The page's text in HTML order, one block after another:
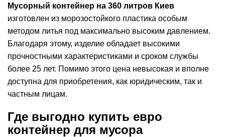
Мусорный контейнер на 360 литров Киев
изготовлен из морозостойкого пластика особым
методом литья под максимально высоким давлением.
Благодаря этому, изделие обладает высокими
прочностными характеристиками и сроком службы
более 25 лет. Помимо этого цена невысокая и вполне
доступна для приобретения, как юридическим, так и
частным лицам.
Где выгодно купить евро
контейнер для мусора